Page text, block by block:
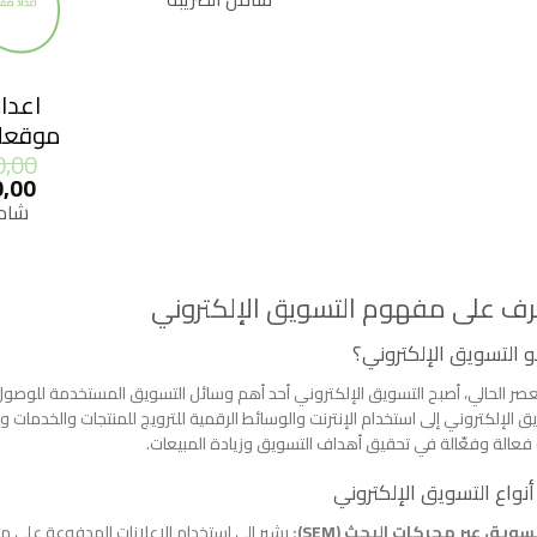
⁦300,00 ر.س⁩
هو:
على مفهوم التسويق الإلكتروني
التسويق الإلكتروني؟
الحالي، أصبح التسويق الإلكتروني أحد أهم وسائل التسويق المستخدمة
الإلكتروني إلى استخدام الإنترنت والوسائط الرقمية للترويج للمنتجات والخدمات
وفعّالة في تحقيق أهداف التسويق وزيادة المبيعات.
التسويق الإلكتروني